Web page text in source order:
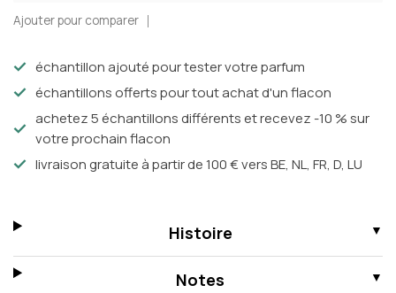
Ajouter pour comparer
échantillon ajouté pour tester votre parfum
échantillons offerts pour tout achat d'un flacon
achetez 5 échantillons différents et recevez -10 % sur
votre prochain flacon
livraison gratuite à partir de 100 € vers BE, NL, FR, D, LU
Histoire
Notes